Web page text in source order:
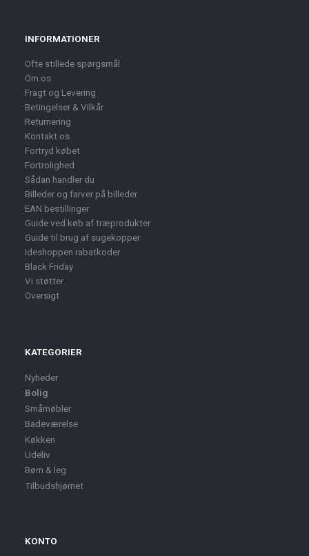
INFORMATIONER
Ofte stillede spørgsmål
Om os
Fragt og Levering
Betingelser & Vilkår
Returnering
Kontakt os
Fortryd købet
Fortrolighed
Sådan handler du
Billeder og farver på billeder
EAN bestillinger
Guide ved køb af træprodukter
Guide til brug af sugekopper
Ideshoppen rabatkoder
Black Friday
Vi støtter
Oversigt
KATEGORIER
Nyheder
Bolig
Småmøbler
Badeværelse
Køkken
Udeliv
Børn & leg
Tilbudshjørnet
KONTO